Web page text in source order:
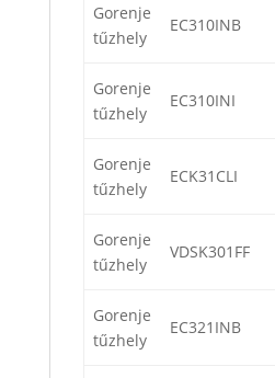
Gorenje
tűzhely
EC310INB
Gorenje
tűzhely
EC310INI
Gorenje
tűzhely
ECK31CLI
Gorenje
tűzhely
VDSK301FF
Gorenje
tűzhely
EC321INB